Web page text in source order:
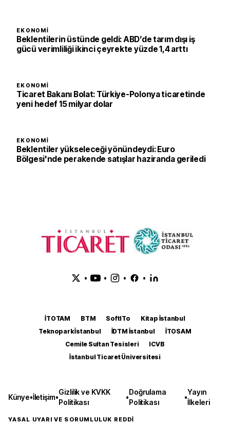
EKONOMI
Beklentilerin üstünde geldi: ABD’de tarım dışı iş
gücü verimliliği ikinci çeyrekte yüzde 1,4 arttı
EKONOMI
Ticaret Bakanı Bolat: Türkiye-Polonya ticaretinde
yeni hedef 15 milyar dolar
EKONOMI
Beklentiler yükseleceği yönündeydi: Euro
Bölgesi'nde perakende satışlar haziranda geriledi
• • • •
İTOTAM BTM SoftITo
Kitap İstanbul
Teknopark İstanbul
İDTM İstanbul
İTOSAM
Cemile Sultan Tesisleri
ICVB
İstanbul Ticaret Üniversitesi
Künye•İletişim•
Gizlilik ve KVKK
Politikası
•
Doğrulama
Politikası
•
Yayın
İlkeleri
YASAL UYARI VE SORUMLULUK REDDİ